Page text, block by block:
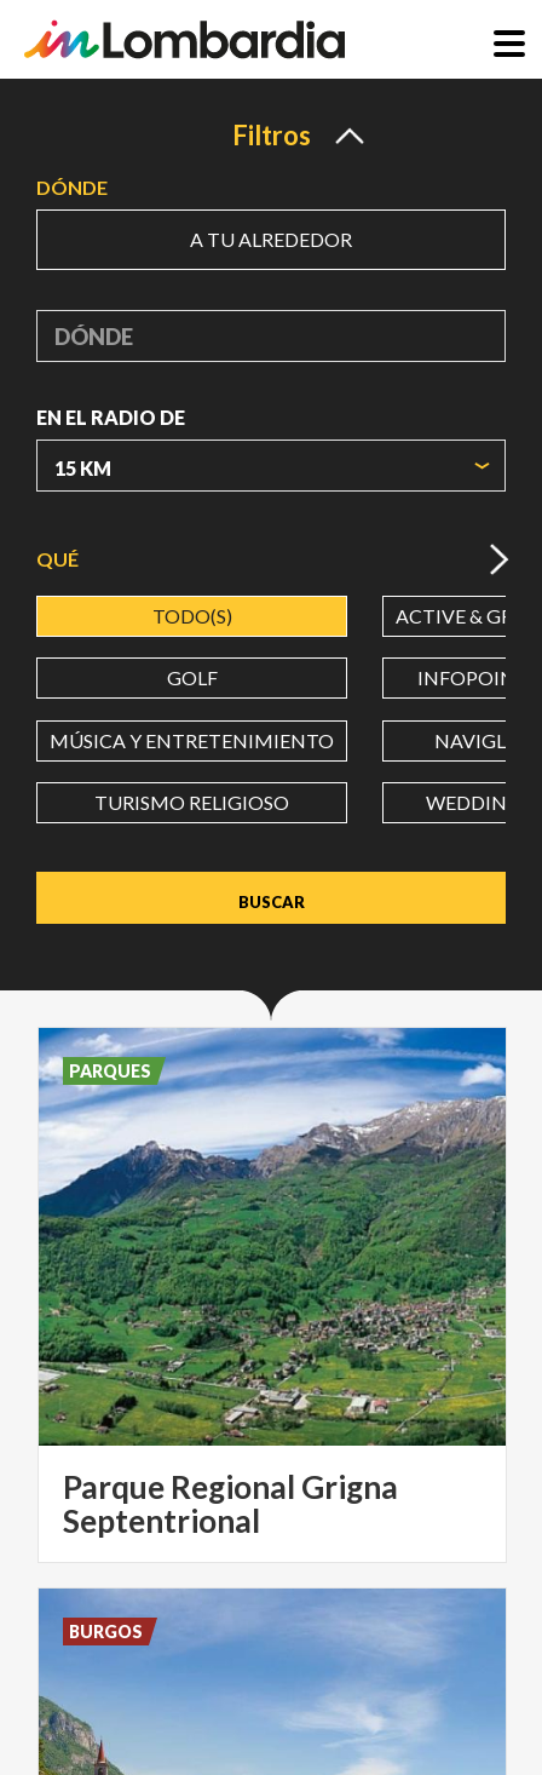
principal
Filtros
DÓNDE
A TU ALREDEDOR
DÓNDE
EN EL RADIO DE
LONGITUD
Value in decimal degrees. Use dot (.) as decimal separator.
QUÉ
TODO(S) ACTIVE &
GOLF INFOPOINT
MÚSICA Y ENTRETENIMIENTO NAVIGLI
TURISMO RELIGIOSO WEDDING
Parque Regional Grigna
Septentrional
PARQUES
BURGOS